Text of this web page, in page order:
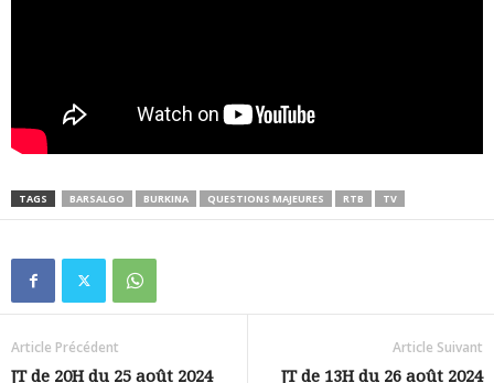
TAGS BARSALGO BURKINA QUESTIONS MAJEURES RTB TV
Article Précédent
JT de 20H du 25 août 2024
Article Suivant
JT de 13H du 26 août 2024